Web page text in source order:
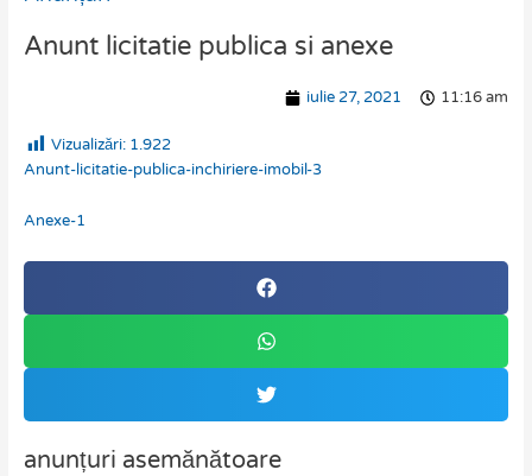
Anunt licitatie publica si anexe
iulie 27, 2021 11:16 am
Vizualizări: 1.922
Anunt-licitatie-publica-inchiriere-imobil-3
Anexe-1
anunțuri asemănătoare